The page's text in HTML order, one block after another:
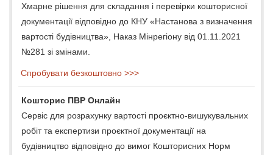
Хмарне рішення для складання і перевірки кошторисної
документації відповідно до КНУ «Настанова з визначення
вартості будівництва», Наказ Мінрегіону від 01.11.2021
№281 зі змінами.
Спробувати безкоштовно >>>
Кошторис ПВР Онлайн
Сервіс для розрахунку вартості проєктно-вишукувальних
робіт та експертизи проєктної документації на
будівництво відповідно до вимог Кошторисних Норм